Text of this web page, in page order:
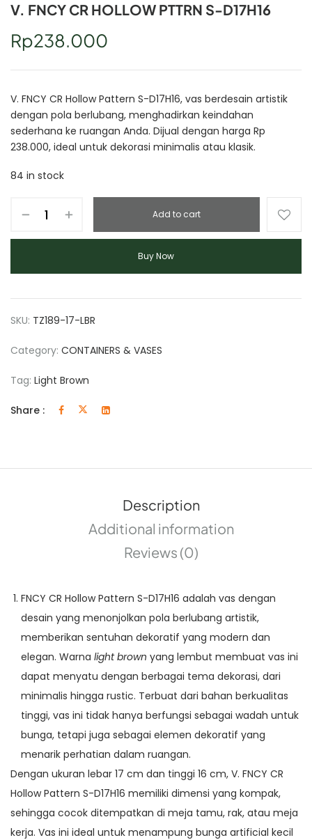
V. FNCY CR HOLLOW PTTRN S-D17H16
Rp238.000
V. FNCY CR Hollow Pattern S-D17H16, vas berdesain artistik
dengan pola berlubang, menghadirkan keindahan
sederhana ke ruangan Anda. Dijual dengan harga Rp
238.000, ideal untuk dekorasi minimalis atau klasik.
84 in stock
Add to cart
Buy Now
SKU: TZ189-17-LBR
Category: CONTAINERS & VASES
Tag: Light Brown
Share :
Description
Additional information
Reviews (0)
FNCY CR Hollow Pattern S-D17H16 adalah vas dengan
desain yang menonjolkan pola berlubang artistik,
memberikan sentuhan dekoratif yang modern dan
elegan. Warna light brown yang lembut membuat vas ini
dapat menyatu dengan berbagai tema dekorasi, dari
minimalis hingga rustic. Terbuat dari bahan berkualitas
tinggi, vas ini tidak hanya berfungsi sebagai wadah untuk
bunga, tetapi juga sebagai elemen dekoratif yang
menarik perhatian dalam ruangan.
Dengan ukuran lebar 17 cm dan tinggi 16 cm, V. FNCY CR
Hollow Pattern S-D17H16 memiliki dimensi yang kompak,
sehingga cocok ditempatkan di meja tamu, rak, atau meja
kerja. Vas ini ideal untuk menampung bunga artificial kecil